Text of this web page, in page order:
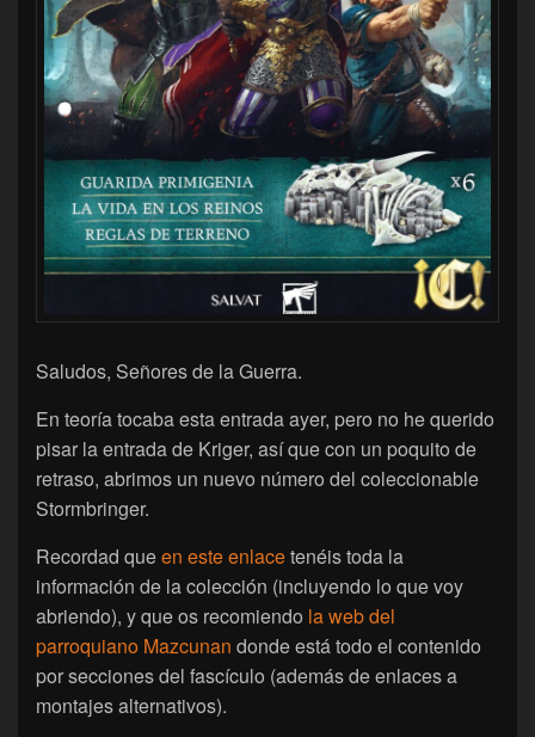
Saludos, Señores de la Guerra.
En teoría tocaba esta entrada ayer, pero no he querido
pisar la entrada de Kriger, así que con un poquito de
retraso, abrimos un nuevo número del coleccionable
Stormbringer.
Recordad queen este enlacetenéis toda la
información de la colección (incluyendo lo que voy
abriendo), y que os recomiendo la web del
parroquiano Mazcunan donde está todo el contenido
por secciones del fascículo (además de enlaces a
montajes alternativos).